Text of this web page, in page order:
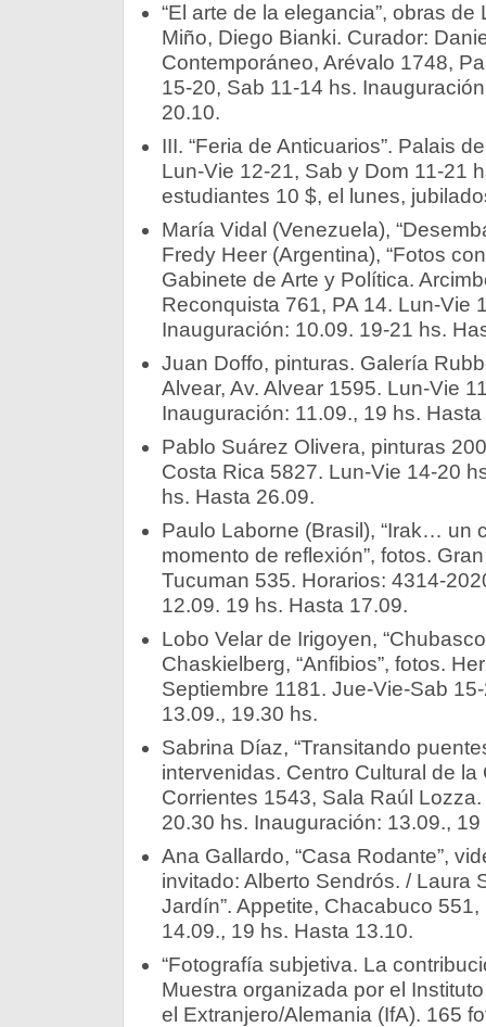
“El arte de la elegancia”, obras
Miño, Diego Bianki. Curador:
Contemporáneo, Arévalo 1748,
15-20, Sab 11-14 hs.
20.10.
III. “Feria de Anticuarios”. Palais
Lun-Vie 12-21, Sab y Dom 11-21
estudiantes 10 $, el lunes,
María Vidal (Venezuela),
Fredy Heer (Argentina), “Fotos
Gabinete de Arte y Política.
Reconquista 761, PA 14. Lun-Vie
Inauguración: 10.09. 19-21 hs.
Juan Doffo, pinturas. Galería
Alvear, Av. Alvear 1595. Lun-Vie
Inauguración: 11.09., 19 hs.
Pablo Suárez Olivera, pinturas
Costa Rica 5827. Lun-Vie 14-20
hs. Hasta 26.09.
Paulo Laborne (Brasil), “Irak… un
momento de reflexión”, fotos.
Tucuman 535. Horarios: 4314-
12.09. 19 hs. Hasta 17.09.
Lobo Velar de Irigoyen,
Chaskielberg, “Anfibios”, fotos.
Septiembre 1181. Jue-Vie-Sab
13.09., 19.30 hs.
Sabrina Díaz, “Transitando
intervenidas. Centro Cultural de la
Corrientes 1543, Sala Raúl
20.30 hs. Inauguración: 13.09., 19
Ana Gallardo, “Casa Rodante”,
invitado: Alberto Sendrós. / Laura
Jardín”. Appetite, Chacabuco
14.09., 19 hs. Hasta 13.10.
“Fotografía subjetiva. La
Muestra organizada por el
el Extranjero/Alemania (IfA). 165